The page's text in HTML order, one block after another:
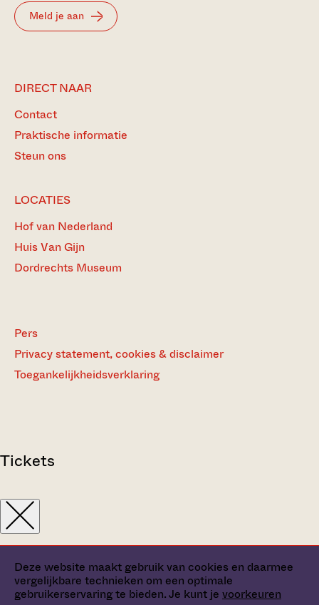
Deze website maakt gebruik van cookies en daarmee
vergelijkbare technieken om een optimale
gebruikerservaring te bieden. Je kunt je voorkeuren
Meld je aan
DIRECT NAAR
Contact
Praktische informatie
Steun ons
LOCATIES
Hof van Nederland
Huis Van Gijn
Dordrechts Museum
Pers
Privacy statement, cookies & disclaimer
Toegankelijkheidsverklaring
Tickets